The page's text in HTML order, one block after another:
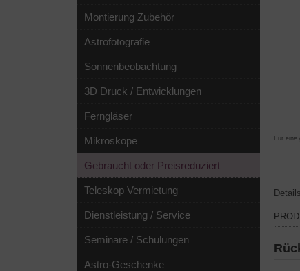
Für eine
Details
Montierung Zubehör
Astrofotografie
Sonnenbeobachtung
3D Druck / Entwicklungen
Ferngläser
Mikroskope
Gebraucht oder Preisreduziert
Teleskop Vermietung
Dienstleistung / Service
Seminare / Schulungen
Astro-Geschenke